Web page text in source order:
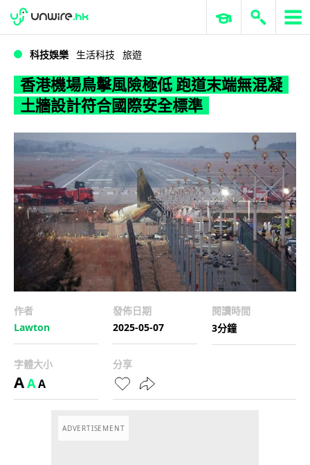
WWDC 2026 ERP 與商業 AI
科技娛樂 生活科技 旅遊
香港機場鳥擊風險極低 跑道末端無混凝
土牆設計符合國際安全標準
作者
Lawton
發佈日期
2025-05-07
閱讀時間
3分鐘
字體大小
AAA
分享
ADVERTISEMENT